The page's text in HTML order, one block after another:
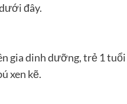
đây.
gia dinh dưỡng, trẻ 1 tuổi
xen kẽ.